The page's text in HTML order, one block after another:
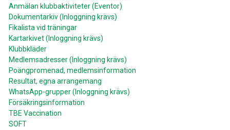
Anmälan klubbaktiviteter (Eventor)
Dokumentarkiv (Inloggning krävs)
Fikalista vid träningar
Kartarkivet (Inloggning krävs)
Klubbkläder
Medlemsadresser (Inloggning krävs)
Poängpromenad, medlemsinformation
Resultat, egna arrangemang
WhatsApp-grupper (Inloggning krävs)
Försäkringsinformation
TBE Vaccination
SOFT